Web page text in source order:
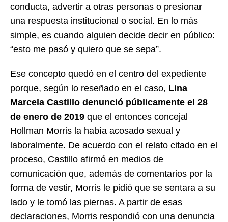
conducta, advertir a otras personas o presionar
una respuesta institucional o social. En lo más
simple, es cuando alguien decide decir en público:
“esto me pasó y quiero que se sepa”.
Ese concepto quedó en el centro del expediente
porque, según lo reseñado en el caso, Lina
Marcela Castillo denunció públicamente el 28
de enero de 2019 que el entonces concejal
Hollman Morris la había acosado sexual y
laboralmente. De acuerdo con el relato citado en el
proceso, Castillo afirmó en medios de
comunicación que, además de comentarios por la
forma de vestir, Morris le pidió que se sentara a su
lado y le tomó las piernas. A partir de esas
declaraciones, Morris respondió con una denuncia